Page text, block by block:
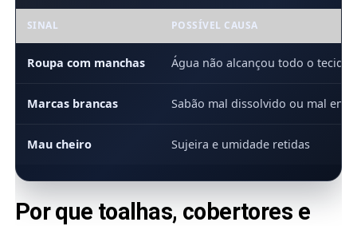
SINAL POSSÍVEL CAUSA
Roupa com manchas Água não alcançou todo o tecido
Marcas brancas Sabão mal dissolvido ou mal
Mau cheiro Sujeira e umidade retidas
Por que toalhas, cobertores e